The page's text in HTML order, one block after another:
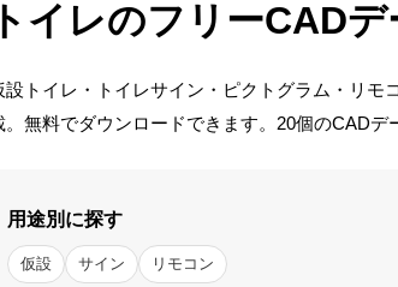
トイレのフリーCADデ
設トイレ・トイレサイン・ピクトグラム・リモ
。無料でダウンロードできます。20個のCADデ
用途別に探す
仮設 サイン リモコン